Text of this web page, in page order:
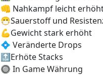
👊 Nahkampf leicht
😷Sauerstoff und
💪Gewicht stark erhöht
💠 Veränderte Drops
🔝Erhöte Stacks
🔘 In Game Währung